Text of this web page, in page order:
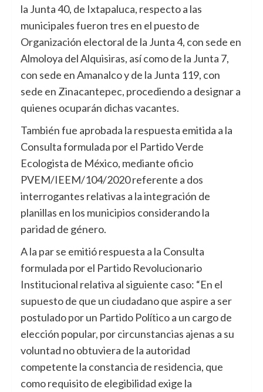
la Junta 40, de Ixtapaluca, respecto a las
municipales fueron tres en el puesto de
Organización electoral de la Junta 4, con sede en
Almoloya del Alquisiras, así como de la Junta 7,
con sede en Amanalco y de la Junta 119, con
sede en Zinacantepec, procediendo a designar a
quienes ocuparán dichas vacantes.
También fue aprobada la respuesta emitida a la
Consulta formulada por el Partido Verde
Ecologista de México, mediante oficio
PVEM/IEEM/104/2020 referente a dos
interrogantes relativas a la integración de
planillas en los municipios considerando la
paridad de género.
A la par se emitió respuesta a la Consulta
formulada por el Partido Revolucionario
Institucional relativa al siguiente caso: “En el
supuesto de que un ciudadano que aspire a ser
postulado por un Partido Político a un cargo de
elección popular, por circunstancias ajenas a su
voluntad no obtuviera de la autoridad
competente la constancia de residencia, que
como requisito de elegibilidad exige la